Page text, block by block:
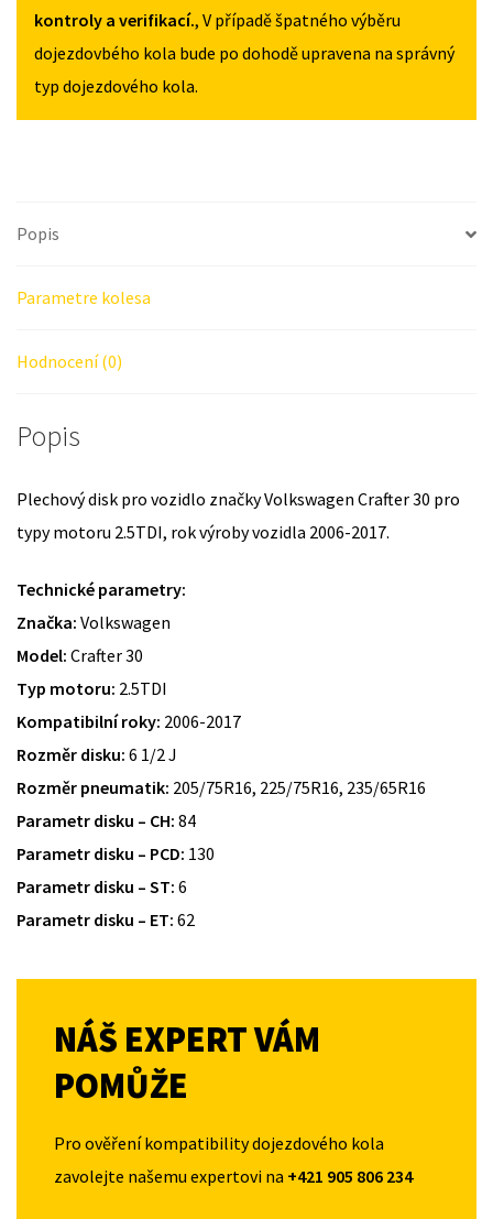
MNOŽSTVÍ
kontroly a verifikací., V případě špatného výběru
dojezdovbého kola bude po dohodě upravena na správný
typ dojezdového kola.
Popis
Parametre kolesa
Hodnocení (0)
Popis
Plechový disk pro vozidlo značky Volkswagen Crafter 30 pro
typy motoru 2.5TDI, rok výroby vozidla 2006-2017.
Technické parametry:
Značka: Volkswagen
Model: Crafter 30
Typ motoru: 2.5TDI
Kompatibilní roky: 2006-2017
Rozměr disku: 6 1/2 J
Rozměr pneumatik: 205/75R16, 225/75R16, 235/65R16
Parametr disku – CH: 84
Parametr disku – PCD: 130
Parametr disku – ST: 6
Parametr disku – ET: 62
NÁŠ EXPERT VÁM
POMŮŽE
Pro ověření kompatibility dojezdového kola
zavolejte našemu expertovi na +421 905 806 234